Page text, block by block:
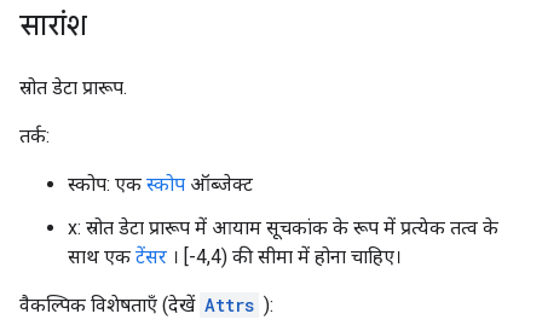
सारांश
स्रोत डेटा प्रारूप.
तर्क:
स्कोप: एक स्कोप ऑब्जेक्ट
x: स्रोत डेटा प्रारूप में आयाम सूचकांक के रूप में प्रत्येक तत्व के
साथ एक टेंसर । [-4,4) की सीमा में होना चाहिए।
वैकल्पिक विशेषताएँ (देखें Attrs ):